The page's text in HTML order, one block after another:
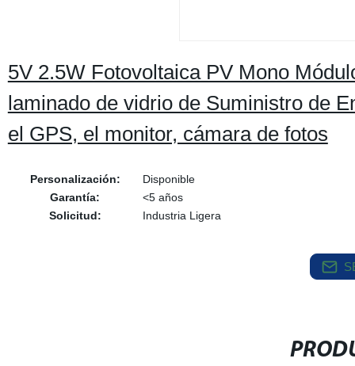
5V 2.5W Fotovoltaica PV Mono
laminado de vidrio de Suministro de
el GPS, el monitor, cámara de fotos
Personalización:
Disponible
Garantía:
<5 años
Solicitud:
Industria Ligera